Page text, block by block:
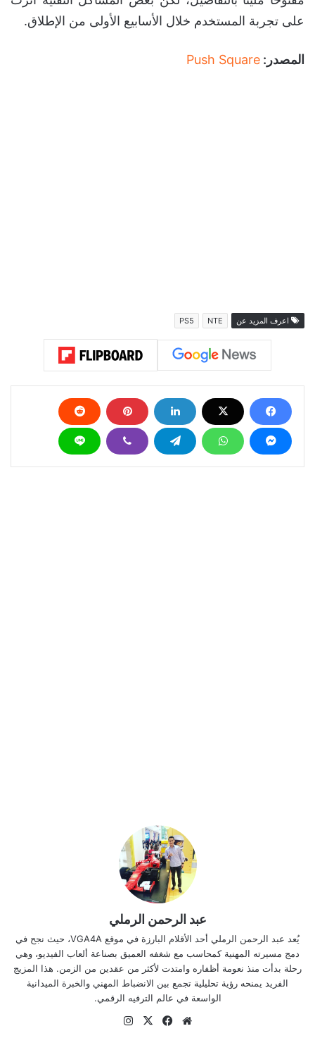
على تجربة المستخدم خلال الأسابيع الأولى من الإطلاق.
المصدر: Push Square
اعرف المزيد عن NTE
PS5
عبد الرحمن الرملي
يُعد عبد الرحمن الرملي أحد الأقلام البارزة في موقع VGA4A، حيث نجح في
دمج مسيرته المهنية كمحاسب مع شغفه العميق بصناعة ألعاب الفيديو، وهي
رحلة بدأت منذ نعومة أظفاره وامتدت لأكثر من عقدين من الزمن. هذا المزيج
الفريد يمنحه رؤية تحليلية تجمع بين الانضباط المهني والخبرة الميدانية
الواسعة في عالم الترفيه الرقمي.
موقع
فيسبوك
‫X